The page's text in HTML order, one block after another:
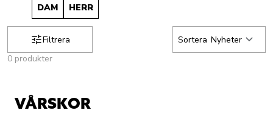
DAM HERR
Filtrera Sortera Nyheter
0 produkter
VÅRSKOR